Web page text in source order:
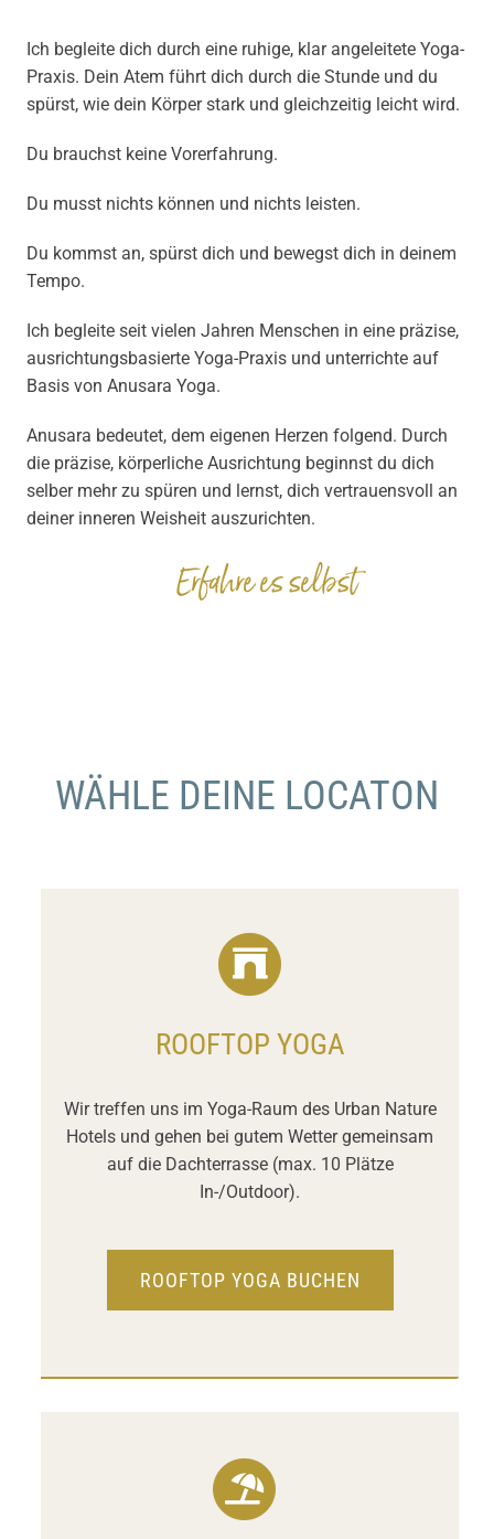
Ich begleite dich durch eine ruhige, klar angeleitete Yoga-
Praxis. Dein Atem führt dich durch die Stunde und du
spürst, wie dein Körper stark und gleichzeitig leicht wird.
Du brauchst keine Vorerfahrung.
Du musst nichts können und nichts leisten.
Du kommst an, spürst dich und bewegst dich in deinem
Tempo.
Ich begleite seit vielen Jahren Menschen in eine präzise,
ausrichtungsbasierte Yoga-Praxis und unterrichte auf
Basis von Anusara Yoga.
Anusara bedeutet, dem eigenen Herzen folgend. Durch
die präzise, körperliche Ausrichtung beginnst du dich
selber mehr zu spüren und lernst, dich vertrauensvoll an
deiner inneren Weisheit auszurichten.
Erfahre es selbst
WÄHLE DEINE LOCATON
ROOFTOP YOGA
Wir treffen uns im Yoga-Raum des Urban Nature
Hotels und gehen bei gutem Wetter gemeinsam
auf die Dachterrasse(max. 10 Plätze
In-/Outdoor).
ROOFTOP YOGA BUCHEN